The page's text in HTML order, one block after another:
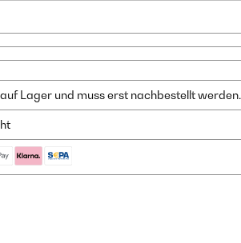
Lager und muss erst nachbestellt werden.